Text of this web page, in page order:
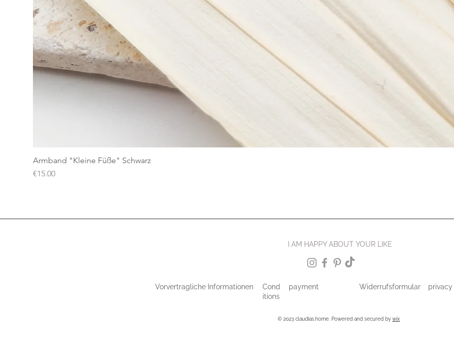
Armband "Kleine Füße" Schwarz
Price
€15.00
I AM HAPPY ABOUT YOUR LIKE
Vorvertragliche Informationen
Cond
itions
payment Widerrufsformular privacy
© 2023 claudias.home. Powered and secured by wix